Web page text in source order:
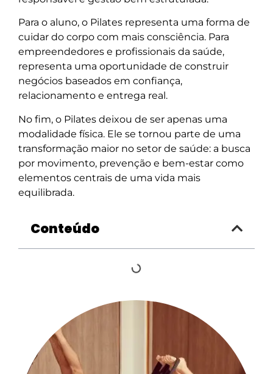
Para o aluno, o Pilates representa uma forma de
cuidar do corpo com mais consciência. Para
empreendedores e profissionais da saúde,
representa uma oportunidade de construir
negócios baseados em confiança,
relacionamento e entrega real.
No fim, o Pilates deixou de ser apenas uma
modalidade física. Ele se tornou parte de uma
transformação maior no setor de saúde: a busca
por movimento, prevenção e bem-estar como
elementos centrais de uma vida mais
equilibrada.
Conteúdo